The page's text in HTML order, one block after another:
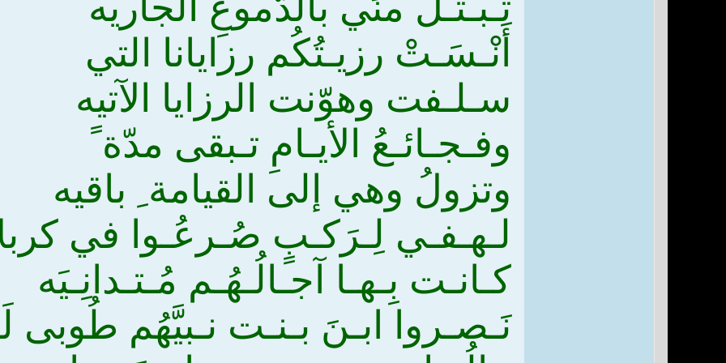
أَنْـسَـتْ رزيـتُكُم رزايانا التي
سـلـفت وهوّنت الرزايا الآتيه
وفـجـائـعُ الأيـامِ تـبقى مدّة ً
وتزولُ وهي إلى القيامة ِ باقيه
لـهـفـي لِـرَكـبٍ صُـرعُـوا في
كـانـت بِـهـا آجـالُـهُـم مُـتـدانِـيَه
نَـصـروا ابـنَ بـنـت نـبيَّهُم طُوبى